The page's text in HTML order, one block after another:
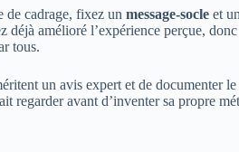
de cadrage, fixez un message-socle et
amélioré l’expérience perçue, donc
tous.
un avis expert et de documenter
regarder avant d’inventer sa propre